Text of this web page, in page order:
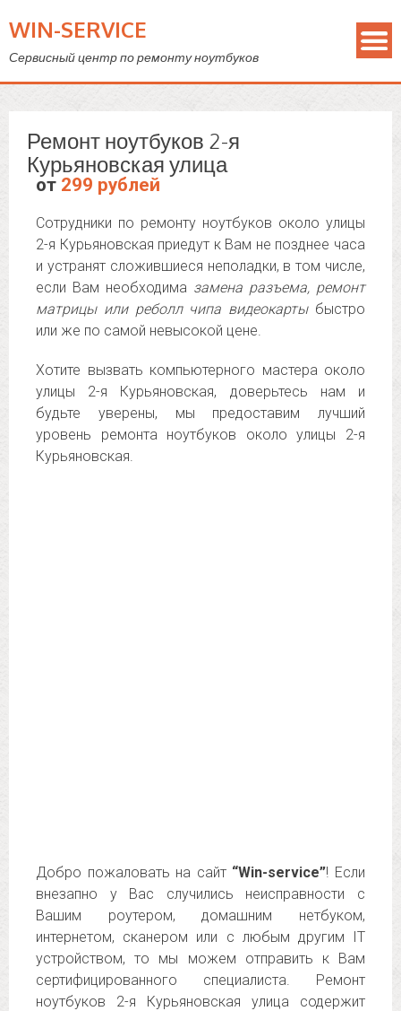
WIN-SERVICE
Сервисный центр по ремонту ноутбуков
Ремонт ноутбуков 2-я
Курьяновская улица
от 299 рублей
Сотрудники по ремонту ноутбуков около улицы
2-я Курьяновская приедут к Вам не позднее часа
и устранят сложившиеся неполадки, в том числе,
если Вам необходима замена разъема, ремонт
матрицы или реболл чипа видеокартыбыстро
или же по самой невысокой цене.
Хотите вызвать компьютерного мастера около
улицы 2-я Курьяновская, доверьтесь нам и
будьте уверены, мы предоставим лучший
уровень ремонта ноутбуков около улицы 2-я
Курьяновская.
Добро пожаловать на сайт “Win-service”! Если
внезапно у Вас случились неисправности с
Вашим роутером, домашним нетбуком,
интернетом, сканером или с любым другим IT
устройством, то мы можем отправить к Вам
сертифицированного специалиста. Ремонт
ноутбуков 2-я Курьяновская улица содержит